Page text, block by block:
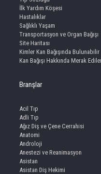
İlk Yardım Köşesi
Hastalıklar
Sağlıklı Yaşam
Transportasyon ve Organ Bağışı
Site Haritası
Kimler Kan Bağışında Bulunabilir
Kan Bağışı Hakkında Merak
Branşlar
Acil Tıp
Adli Tıp
Ağız Diş ve Çene Cerrahisi
Anatomi
Androloji
Anestezi ve Reanimasyon
Asistan
Asistan Diş Hekimi